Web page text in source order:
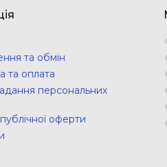
та обмін
та оплата
персональних
оферти